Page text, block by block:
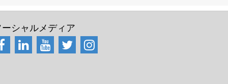
ーシャルメディア